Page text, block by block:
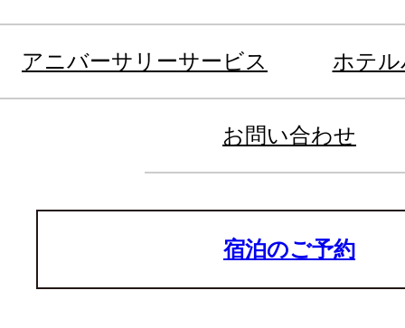
アニバーサリーサービス ホテ
お問い合わせ
宿泊のご予約